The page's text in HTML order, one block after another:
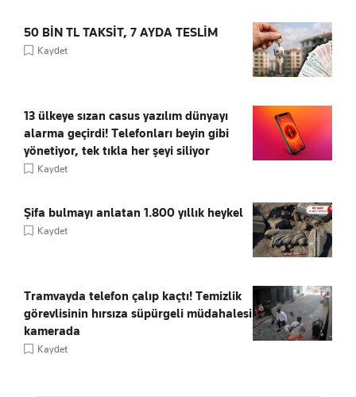
50 BİN TL TAKSİT, 7 AYDA TESLİM
Kaydet
13 ülkeye sızan casus yazılım dünyayı
alarma geçirdi! Telefonları beyin gibi
yönetiyor, tek tıkla her şeyi siliyor
Kaydet
Şifa bulmayı anlatan 1.800 yıllık heykel
Kaydet
Tramvayda telefon çalıp kaçtı! Temizlik
görevlisinin hırsıza süpürgeli müdahalesi
kamerada
Kaydet